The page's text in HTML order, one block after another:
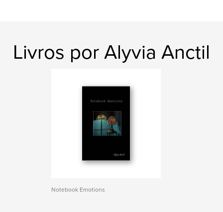
Livros por Alyvia Anctil
Notebook Emotions